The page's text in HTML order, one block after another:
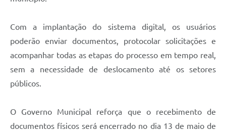
Com a implantação do sistema digital, os usuários
poderão enviar documentos, protocolar solicitações e
acompanhar todas as etapas do processo em tempo real,
sem a necessidade de deslocamento até os setores
públicos.
O Governo Municipal reforça que o recebimento de
documentos físicos será encerrado no dia 13 de maio de